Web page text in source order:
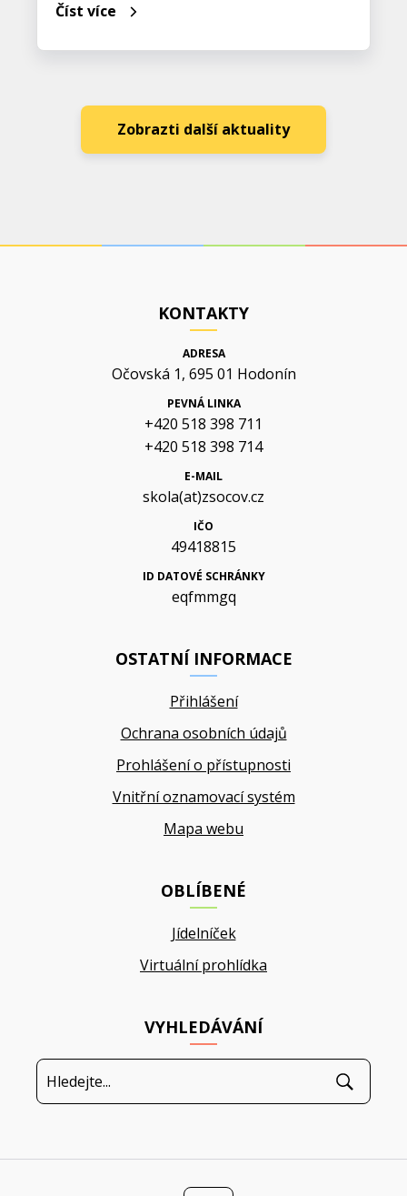
Číst více
Zobrazti další aktuality
KONTAKTY
ADRESA
Očovská 1, 695 01 Hodonín
PEVNÁ LINKA
+420 518 398 711
+420 518 398 714
E-MAIL
skola(at)zsocov.cz
IČO
49418815
ID DATOVÉ SCHRÁNKY
eqfmmgq
OSTATNÍ INFORMACE
Přihlášení
Ochrana osobních údajů
Prohlášení o přístupnosti
Vnitřní oznamovací systém
Mapa webu
OBLÍBENÉ
Jídelníček
Virtuální prohlídka
VYHLEDÁVÁNÍ